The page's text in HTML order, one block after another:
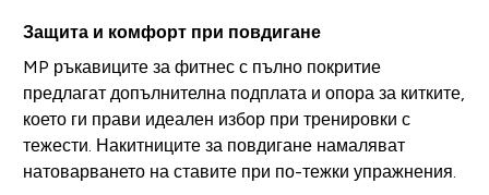
Защита и комфорт при повдигане
MP ръкавиците за фитнес с пълно покритие
предлагат допълнителна подплата и опора за китките,
което ги прави идеален избор при тренировки с
тежести. Накитниците за повдигане намаляват
натоварването на ставите при по-тежки упражнения.